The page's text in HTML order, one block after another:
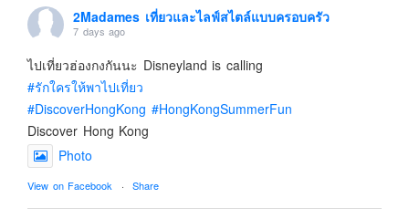
นิวซีแลนด์
อเมริกา
ร้านอร่อย
บทความครอบครัว
Beauty Review
รีวิวสายการบิน
Products & Applications
Events & PR News
2Madames เที่ยวและไลฟ์สไตล์แบบครอบครัว
7 days ago
ไปเที่ยวฮ่องกงกันนะ Disneyland is calling
#รักใครให้พาไปเที่ยว
#DiscoverHongKong #HongKongSummerFun
Discover Hong Kong
Photo
View on Facebook · Share